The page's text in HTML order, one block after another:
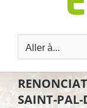
Aller à...
SAINT-PAL-